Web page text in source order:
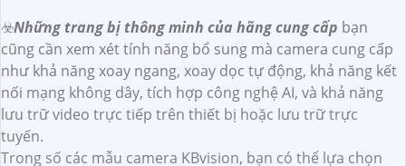
☣️Những trang bị thông minh của hãng cung cấp bạn
cũng cần xem xét tính năng bổ sung mà camera cung cấp
như khả năng xoay ngang, xoay dọc tự động, khả năng kết
nối mạng không dây, tích hợp công nghệ AI, và khả năng
lưu trữ video trực tiếp trên thiết bị hoặc lưu trữ trực
tuyến.
Trong số các mẫu camera KBvision, bạn có thể lựa chọn